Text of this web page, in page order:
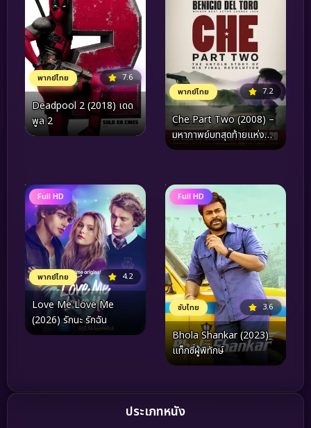
พากย์ไทย 7.6
Deadpool 2 (2018) เดด
พูล 2
พากย์ไทย 7.2
Che Part Two (2008) –
มหากาพย์บทสุดท้ายแห่ง
อุดมการณ์ และหยดเลือดบน
Full HD
พากย์ไทย 4.2
Love Me Love Me
(2026) รักนะ รักฉัน
Full HD
ซับไทย 3.6
Bhola Shankar (2023)
แท็กซี่ผู้พิทักษ์
ประเภทหนัง